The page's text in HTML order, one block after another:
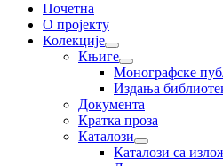
Почетна
О пројекту
Колекције
Књиге
Монографске
Издања
Документа
Кратка проза
Каталози
Каталози са